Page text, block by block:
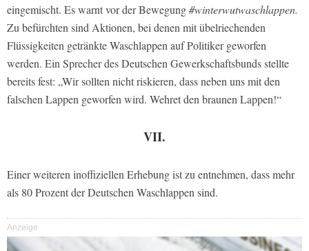
eingemischt. Es warnt vor der Bewegung#winterwutwaschlappen.
Zu befürchten sind Aktionen, bei denen mit übelriechenden
Flüssigkeiten getränkte Waschlappen auf Politiker geworfen
werden. Ein Sprecher des Deutschen Gewerkschaftsbunds stellte
bereits fest: „Wir sollten nicht riskieren, dass neben uns mit den
falschen Lappen geworfen wird. Wehret den braunen Lappen!“
VII.
Einer weiteren inoffiziellen Erhebung ist zu entnehmen, dass mehr
als 80 Prozent der Deutschen Waschlappen sind.
Anzeige